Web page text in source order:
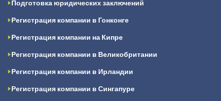
Подготовка юридических заключений
Регистрация компании в Гонконге
Регистрация компании на Кипре
Регистрация компании в Великобритании
Регистрация компании в Ирландии
Регистрация компании в Сингапуре